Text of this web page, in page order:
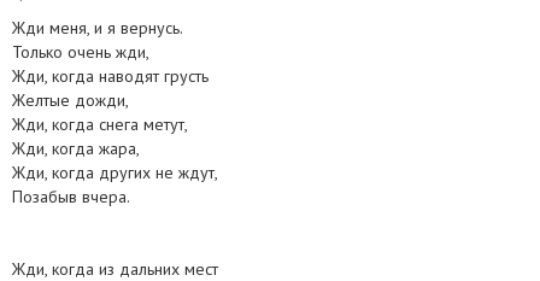
Жди меня, и я вернусь.
Только очень жди,
Жди, когда наводят грусть
Желтые дожди,
Жди, когда снега метут,
Жди, когда жара,
Жди, когда других не ждут,
Позабыв вчера.
Жди, когда из дальних мест